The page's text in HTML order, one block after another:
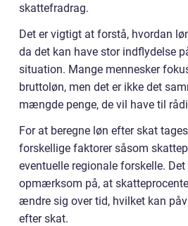
skattefradrag.
Det er vigtigt at forstå, hvordan
da det kan have stor indflydelse
situation. Mange mennesker
bruttoløn, men det er ikke det
mængde penge, de vil have til
For at beregne løn efter skat
forskellige faktorer såsom
eventuelle regionale forskelle.
opmærksom på, at
ændre sig over tid, hvilket kan
efter skat.